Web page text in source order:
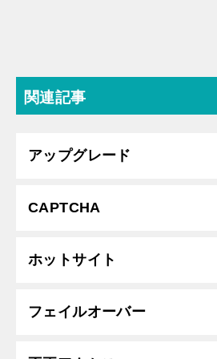
関連記事
アップグレード
CAPTCHA
ホットサイト
フェイルオーバー